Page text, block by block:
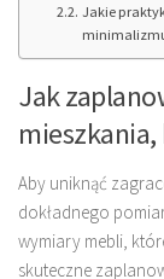
Jakie
Jak
Aby uniknąć
dokładnego
wymiary mebli,
skuteczne